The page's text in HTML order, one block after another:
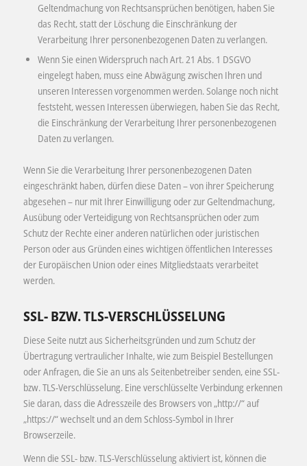
Geltendmachung von Rechtsansprüchen benötigen, haben Sie
das Recht, statt der Löschung die Einschränkung der
Verarbeitung Ihrer personenbezogenen Daten zu verlangen.
Wenn Sie einen Widerspruch nach Art. 21 Abs. 1 DSGVO
eingelegt haben, muss eine Abwägung zwischen Ihren und
unseren Interessen vorgenommen werden. Solange noch nicht
feststeht, wessen Interessen überwiegen, haben Sie das Recht,
die Einschränkung der Verarbeitung Ihrer personenbezogenen
Daten zu verlangen.
Wenn Sie die Verarbeitung Ihrer personenbezogenen Daten
eingeschränkt haben, dürfen diese Daten – von ihrer Speicherung
abgesehen – nur mit Ihrer Einwilligung oder zur Geltendmachung,
Ausübung oder Verteidigung von Rechtsansprüchen oder zum
Schutz der Rechte einer anderen natürlichen oder juristischen
Person oder aus Gründen eines wichtigen öffentlichen Interesses
der Europäischen Union oder eines Mitgliedstaats verarbeitet
werden.
SSL- BZW. TLS-VERSCHLÜSSELUNG
Diese Seite nutzt aus Sicherheitsgründen und zum Schutz der
Übertragung vertraulicher Inhalte, wie zum Beispiel Bestellungen
oder Anfragen, die Sie an uns als Seitenbetreiber senden, eine SSL-
bzw. TLS-Verschlüsselung. Eine verschlüsselte Verbindung erkennen
Sie daran, dass die Adresszeile des Browsers von „http://“ auf
„https://“ wechselt und an dem Schloss-Symbol in Ihrer
Browserzeile.
Wenn die SSL- bzw. TLS-Verschlüsselung aktiviert ist, können die